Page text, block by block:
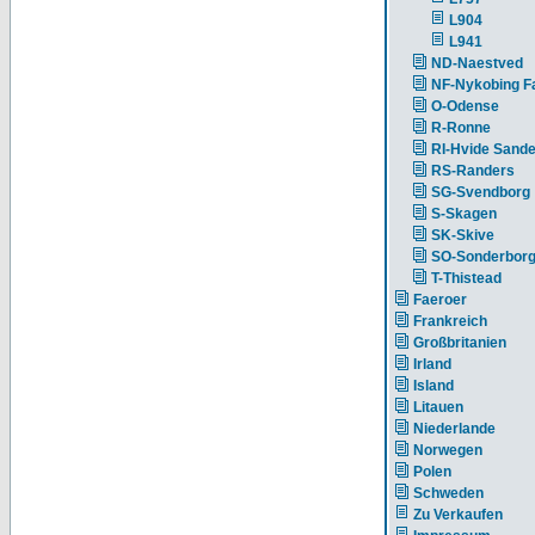
L904
L941
ND-Naestved
NF-Nykobing
O-Odense
R-Ronne
RI-Hvide Sande
RS-Randers
SG-Svendborg
S-Skagen
SK-Skive
SO-Sonderborg
T-Thistead
Faeroer
Frankreich
Großbritanien
Irland
Island
Litauen
Niederlande
Norwegen
Polen
Schweden
Zu Verkaufen